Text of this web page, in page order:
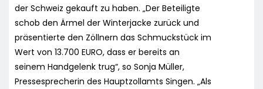
der Schweiz gekauft zu haben. „Der Beteiligte
schob den Ärmel der Winterjacke zurück und
präsentierte den Zöllnern das Schmuckstück im
Wert von 13.700 EURO, dass er bereits an
seinem Handgelenk trug“, so Sonja Müller,
Pressesprecherin des Hauptzollamts Singen. „Als